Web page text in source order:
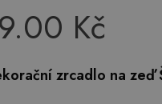
Kč
zrcadlo na zeď